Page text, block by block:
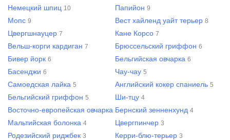
Немецкий шпиц 10 Папийон 9
Мопс 9 Вест хайленд уайт терьер 8
Цвергшнауцер 7 Кане Корсо 7
Вельш-корги кардиган 7 Брюссельский гриффон 6
Бивер йорк 6 Бельгийская овчарка 6
Басенджи 6 Чау-чау 5
Самоедская лайка 5 Английский кокер спаниель 5
Бельгийский гриффон 5 Ши-тцу 4
Восточно-европейская овчарка 4
Бернский зенненхунд 4
Мальтийская болонка 4 Цвергпинчер 3
Родезийский риджбек 3 Керри-блю-терьер 3